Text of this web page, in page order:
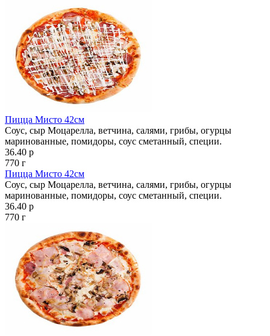
Пицца Мисто 42см
Соус, сыр Моцарелла, ветчина, салями, грибы, огурцы
маринованные, помидоры, соус сметанный, специи.
36.40 р
770 г
Пицца Мисто 42см
Соус, сыр Моцарелла, ветчина, салями, грибы, огурцы
маринованные, помидоры, соус сметанный, специи.
36.40 р
770 г